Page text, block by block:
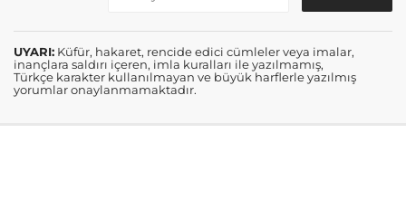
UYARI: Küfür, hakaret, rencide edici cümleler veya imalar,
inançlara saldırı içeren, imla kuralları ile yazılmamış,
Türkçe karakter kullanılmayan ve büyük harflerle yazılmış
yorumlar onaylanmamaktadır.